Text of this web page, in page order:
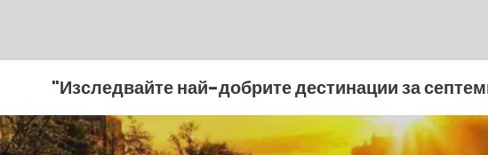
"Изследвайте най-добрите дестинации за